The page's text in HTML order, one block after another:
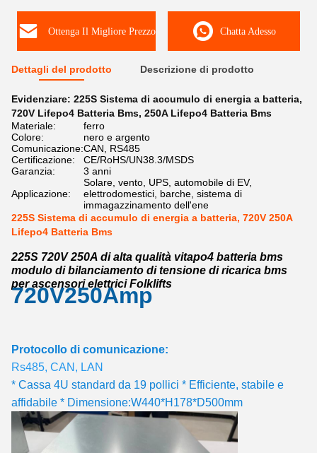
Ottenga Il Migliore Prezzo Chatta Adesso
Dettagli del prodotto Descrizione di prodotto
Evidenziare: 225S Sistema di accumulo di energia a batteria,
720V Lifepo4 Batteria Bms, 250A Lifepo4 Batteria Bms
Materiale:
ferro
Colore:
nero e argento
Comunicazione:CAN, RS485
Certificazione:
CE/RoHS/UN38.3/MSDS
Garanzia:
3 anni
Applicazione:
Solare, vento, UPS, automobile di EV,
elettrodomestici, barche, sistema di
immagazzinamento dell'ene
225S Sistema di accumulo di energia a batteria, 720V 250A
Lifepo4 Batteria Bms
225S 720V 250A di alta qualità vitapo4 batteria bms
modulo di bilanciamento di tensione di ricarica bms
per ascensori elettrici Folklifts
720V250Amp
Protocollo di comunicazione:
Rs485, CAN, LAN
* Cassa 4U standard da 19 pollici * Efficiente, stabile e
affidabile * Dimensione:W440*H178*D500mm